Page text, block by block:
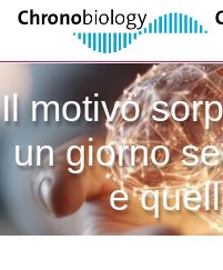
Il motivo
un giorno
e